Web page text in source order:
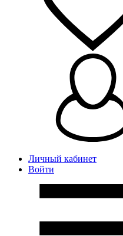
Личный кабинет
Войти